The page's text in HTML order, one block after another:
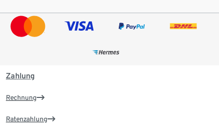
Zahlung
Rechnung
Ratenzahlung